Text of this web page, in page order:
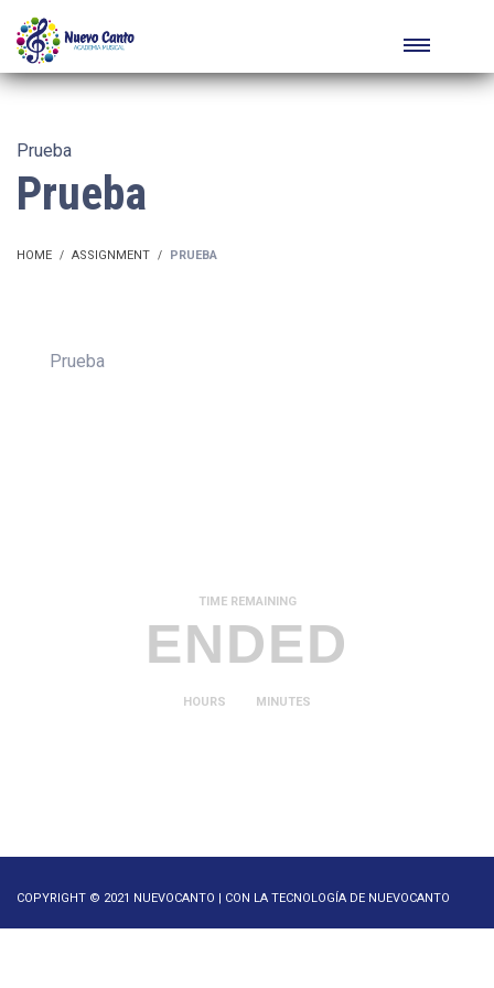
Prueba
Prueba
HOME ASSIGNMENT PRUEBA
Prueba
ENDED
TIME REMAINING
HOURS MINUTES
COPYRIGHT © 2021 NUEVOCANTO | CON LA TECNOLOGÍA DE NUEVOCANTO